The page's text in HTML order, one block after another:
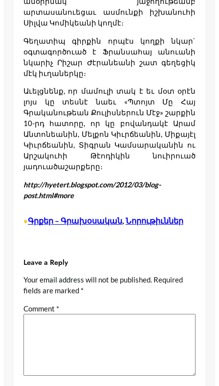
արտասանուեցաւ ասմունքի իշխանուհի
Սիլվա Կոմիկեանի կողմէ։
Գեղատիպ գիրքին որպէս կողքի նկար`
օգտագործուած է Ֆրանսահայ անուանի
նկարիչ Րիշար Ժէրանեանի շատ գեղեցիկ
մէկ իւղաներկը։
Աւելցնենք, որ մամուլի տակ է եւ մօտ օրէն
լոյս կը տեսնէ նաեւ «Պտոյտ Մը Հայ
Գրականութեան Քուլիսներուն Մէջ» շարքին
10-րդ հատորը, որ կը բովանդակէ Արամ
Անտոնեանին, Մելքոն Կիւրճեանին, Միքայէլ
Կիւրճեանին, Տիգրան Կամսարականին ու
Արշակուհի Թէոդիկին նուիրուած
յադուածաշարքերը։
http://hyetert.blogspot.com/2012/03/blog-
post.html#more
•Գրքեր – Գրախօսական, Նորութիւններ
Leave a Reply
Your email address will not be published. Required
fields are marked *
Comment *